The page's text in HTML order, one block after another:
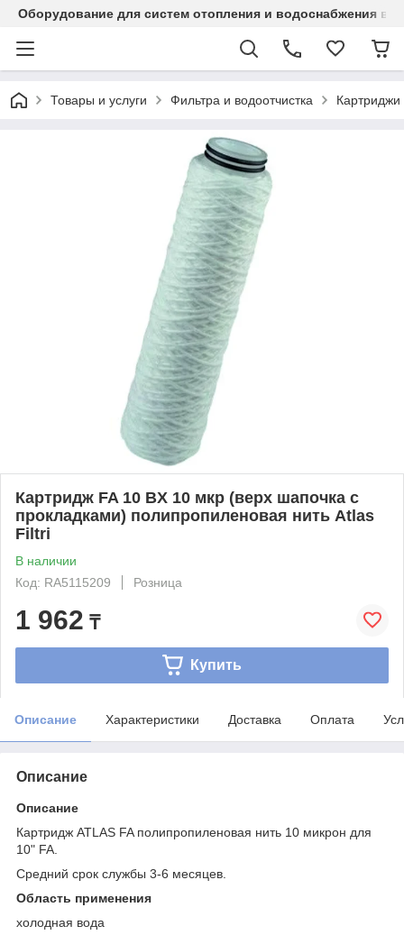
Оборудование для систем отопления и водоснабжения в
Товары и услуги Фильтра и водоотчистка Картриджи
Картридж FA 10 BX 10 мкр (верх шапочка с
прокладками) полипропиленовая нить Atlas
Filtri
В наличии
Код: RA5115209
Розница
1 962 ₸
Купить
Описание Характеристики Доставка Оплата
Описание
Описание
Картридж ATLAS FA полипропиленовая нить 10 микрон для
10" FA.
Средний срок службы 3-6 месяцев.
Область применения
холодная вода